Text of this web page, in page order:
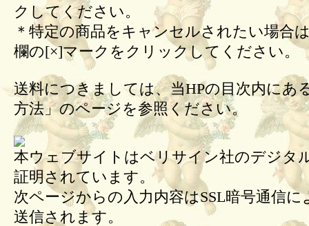
クしてください。
＊特定の商品をキャンセルされたい場合
欄の[×]マークをクリックしてください。
送料につきましては、当HPの目次内にあ
方法」のページを参照ください。
本ウェブサイトはベリサイン社のデジタ
証明されています。
次ページからの入力内容はSSL暗号通信に
送信されます。